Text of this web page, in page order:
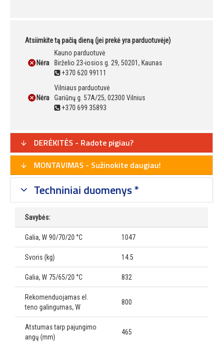
Atsiimkite tą pačią dieną (jei prekė yra parduotuvėje)
Nėra
Kauno parduotuvė
Birželio 23-iosios g. 29, 50201, Kaunas
+370 620 99111
Nėra
Vilniaus parduotuvė
Gariūnų g. 57A/25, 02300 Vilnius
+370 699 35893
DERĖKITĖS - Radote pigiau?
MONTAVIMAS - Sužinokite daugiau!
Techniniai duomenys *
Savybės:
Galia, W 90/70/20 °C 1047
Svoris (kg) 14.5
Galia, W 75/65/20 °C 832
Rekomenduojamas el.
teno galingumas, W
800
Atstumas tarp pajungimo
angų (mm)
465